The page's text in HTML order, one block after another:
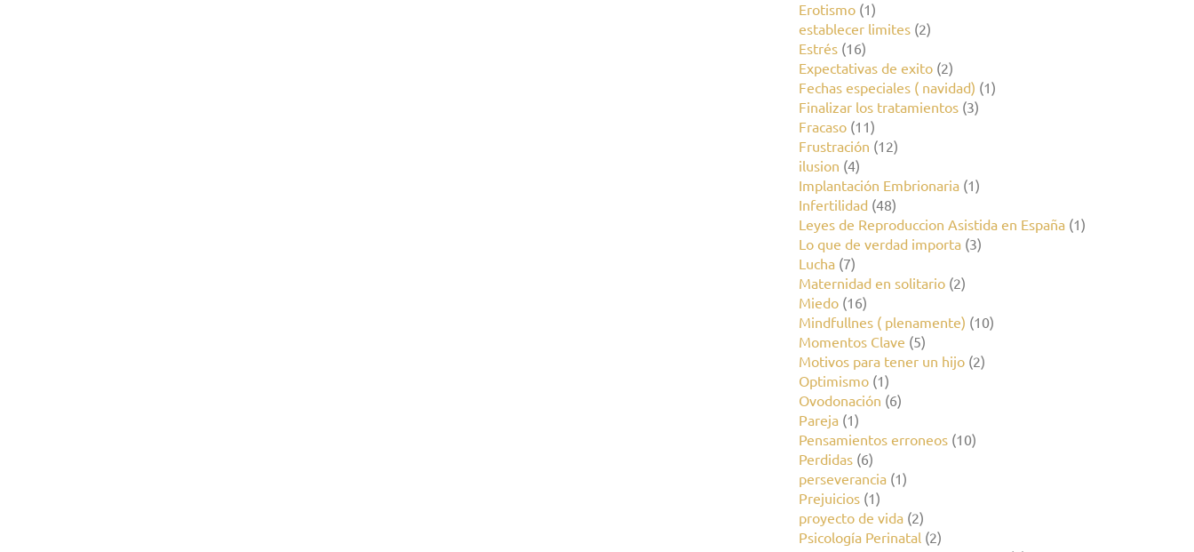
Erotismo(1)
establecer limites(2)
Estrés(16)
Expectativas de exito(2)
Fechas especiales ( navidad) (1)
Finalizar los tratamientos(3)
Fracaso(11)
Frustración (12)
ilusion (4)
Implantación Embrionaria(1)
Infertilidad (48)
Leyes de Reproduccion Asistida en España(1)
Lo que de verdad importa(3)
Lucha(7)
Maternidad en solitario(2)
Miedo(16)
Mindfullnes ( plenamente) (10)
Momentos Clave (5)
Motivos para tener un hijo(2)
Optimismo(1)
Ovodonación (6)
Pareja(1)
Pensamientos erroneos(10)
Perdidas(6)
perseverancia(1)
Prejuicios(1)
proyecto de vida(2)
Psicología Perinatal (2)